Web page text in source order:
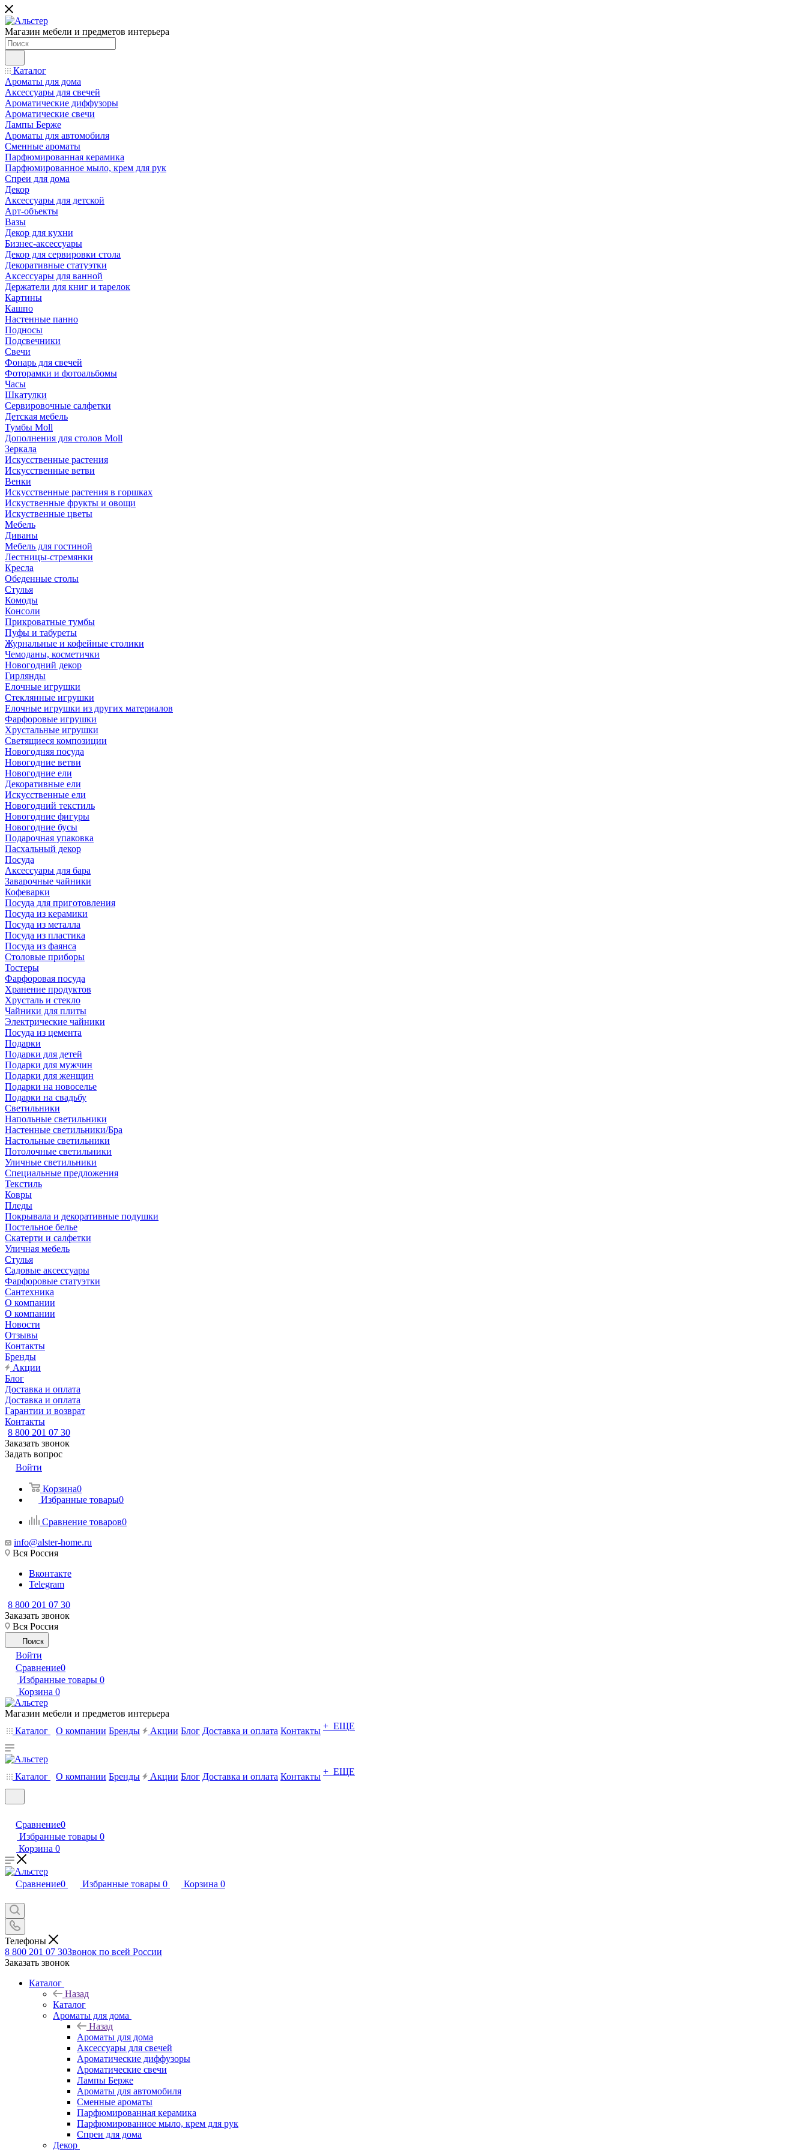
Магазин мебели и предметов интерьера
Каталог
Ароматы для дома
Аксессуары для свечей
Ароматические диффузоры
Ароматические свечи
Лампы Берже
Ароматы для автомобиля
Сменные ароматы
Парфюмированная керамика
Парфюмированное мыло, крем для рук
Спреи для дома
Декор
Аксессуары для детской
Арт-объекты
Вазы
Декор для кухни
Бизнес-аксессуары
Декор для сервировки стола
Декоративные статуэтки
Аксессуары для ванной
Держатели для книг и тарелок
Картины
Кашпо
Настенные панно
Подносы
Подсвечники
Свечи
Фонарь для свечей
Фоторамки и фотоальбомы
Часы
Шкатулки
Сервировочные салфетки
Детская мебель
Тумбы Moll
Дополнения для столов Moll
Зеркала
Искусственные растения
Искусственные ветви
Венки
Искусственные растения в горшках
Искуственные фрукты и овощи
Искуственные цветы
Мебель
Диваны
Мебель для гостиной
Лестницы-стремянки
Кресла
Обеденные столы
Стулья
Комоды
Консоли
Прикроватные тумбы
Пуфы и табуреты
Журнальные и кофейные столики
Чемоданы, косметички
Новогодний декор
Гирлянды
Елочные игрушки
Стеклянные игрушки
Елочные игрушки из других материалов
Фарфоровые игрушки
Хрустальные игрушки
Светящиеся композиции
Новогодняя посуда
Новогодние ветви
Новогодние ели
Декоративные ели
Искусственные ели
Новогодний текстиль
Новогодние фигуры
Новогодние бусы
Подарочная упаковка
Пасхальный декор
Посуда
Аксессуары для бара
Заварочные чайники
Кофеварки
Посуда для приготовления
Посуда из керамики
Посуда из металла
Посуда из пластика
Посуда из фаянса
Столовые приборы
Тостеры
Фарфоровая посуда
Хранение продуктов
Хрусталь и стекло
Чайники для плиты
Электрические чайники
Посуда из цемента
Подарки
Подарки для детей
Подарки для мужчин
Подарки для женщин
Подарки на новоселье
Подарки на свадьбу
Светильники
Напольные светильники
Настенные светильники/Бра
Настольные светильники
Потолочные светильники
Уличные светильники
Специальные предложения
Текстиль
Ковры
Пледы
Покрывала и декоративные подушки
Постельное белье
Скатерти и салфетки
Уличная мебель
Стулья
Садовые аксессуары
Фарфоровые статуэтки
Сантехника
О компании
О компании
Новости
Отзывы
Контакты
Бренды
Акции
Блог
Доставка и оплата
Доставка и оплата
Гарантии и возврат
Контакты
8 800 201 07 30
Заказать звонок
Задать вопрос
Войти
Корзина0
Избранные товары0
Сравнение товаров0
info@alster-home.ru
Вся Россия
Вконтакте
Telegram
8 800 201 07 30
Заказать звонок
Вся Россия
Поиск
Войти
Сравнение0
Избранные товары 0
Корзина 0
Магазин мебели и предметов интерьера
Каталог
О компании Бренды Акции Блог Доставка и оплата Контакты + ЕЩЕ
Каталог О компании Бренды Акции Блог Доставка и оплата Контакты + ЕЩЕ
Сравнение0
Избранные товары 0
Корзина 0
Сравнение0 Избранные товары 0 Корзина 0
Телефоны
8 800 201 07 30Звонок по всей России
Заказать звонок
Каталог
Назад
Каталог
Ароматы для дома
Назад
Ароматы для дома
Аксессуары для свечей
Ароматические диффузоры
Ароматические свечи
Лампы Берже
Ароматы для автомобиля
Сменные ароматы
Парфюмированная керамика
Парфюмированное мыло, крем для рук
Спреи для дома
Декор